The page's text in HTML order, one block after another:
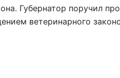
Губернатор поручил
ветеринарного